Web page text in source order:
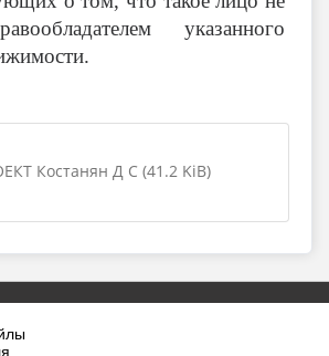
указанного
Костанян Д С (41.2 KiB)